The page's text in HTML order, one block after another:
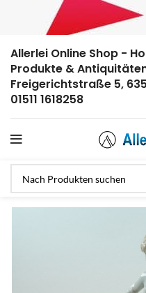
Allerlei Online Shop -
Produkte &
Freigerichtstraße 5,
01511 1618258